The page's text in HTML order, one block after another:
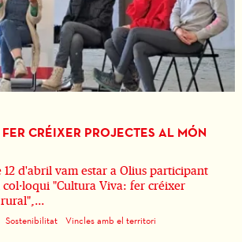
CRÉIXER PROJECTES AL MÓN
12 d'abril vam estar a Olius participant
"Cultura Viva: fer créixer
Sostenibilitat Vincles amb el territori